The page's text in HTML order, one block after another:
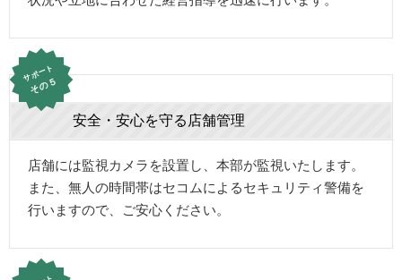
サポート
その５
安全・安心を守る店舗管理
店舗には監視カメラを設置し、本部が監視いたします。
また、無人の時間帯はセコムによるセキュリティ警備を
行いますので、ご安心ください。